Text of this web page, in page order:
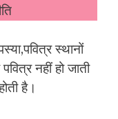
स्थानों
नहीं हो जाती
है।